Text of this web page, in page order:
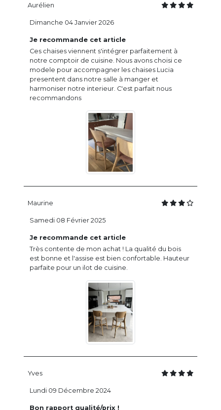
Aurélien
Je recommande cet article
Ces chaises viennent s'intégrer parfaitement à
notre comptoir de cuisine. Nous avons choisi ce
modele pour accompagner les chaises Lucia
presentent dans notre salle à manger et
harmoniser notre interieur. C'est parfait nous
recommandons
Dimanche 04 Janvier 2026
Maurine
Je recommande cet article
Très contente de mon achat ! La qualité du bois
est bonne et l'assise est bien confortable. Hauteur
parfaite pour un ilot de cuisine.
Samedi 08 Février 2025
Yves
Bon rapport qualité/prix !
Lundi 09 Décembre 2024